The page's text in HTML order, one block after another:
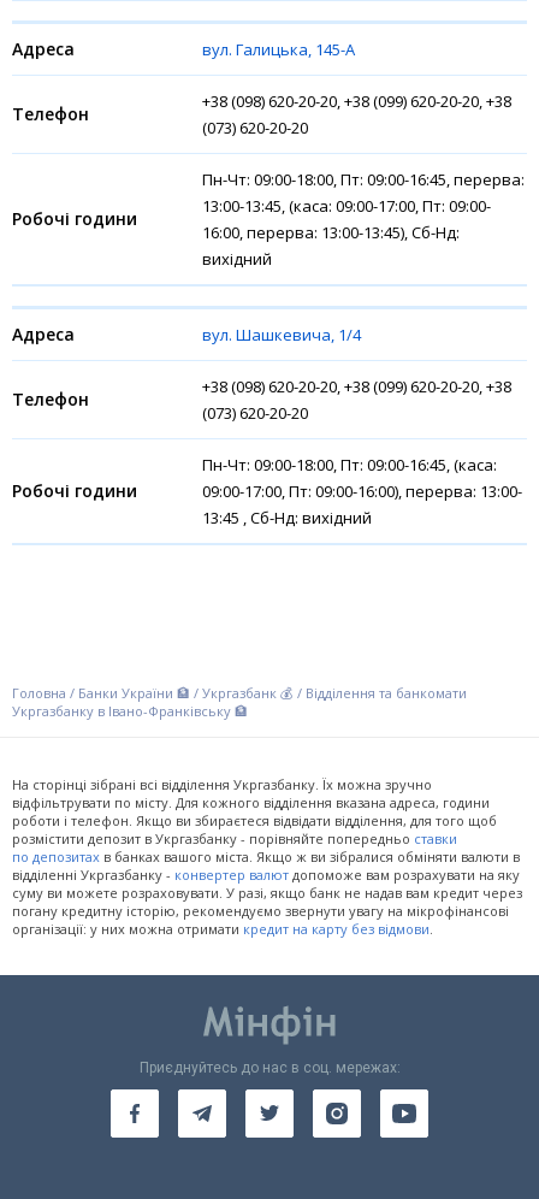
вул. Галицька, 145-А
+38 (098) 620-20-20, +38 (099) 620-20-20, +38
(073) 620-20-20
Пн-Чт: 09:00-18:00, Пт: 09:00-16:45, перерва:
13:00-13:45, (каса: 09:00-17:00, Пт: 09:00-
16:00, перерва: 13:00-13:45), Сб-Нд:
вихідний
вул. Шашкевича, 1/4
+38 (098) 620-20-20, +38 (099) 620-20-20, +38
(073) 620-20-20
Пн-Чт: 09:00-18:00, Пт: 09:00-16:45, (каса:
09:00-17:00, Пт: 09:00-16:00), перерва: 13:00-
13:45 , Сб-Нд: вихідний
Головна / Банки України 🏦 / Укргазбанк 💰 / Відділення та банкомати
Укргазбанку в Івано-Франківську 🏦
На сторінці зібрані всі відділення Укргазбанку. Їх можна зручно
відфільтрувати по місту. Для кожного відділення вказана адреса, години
роботи і телефон. Якщо ви збираєтеся відвідати відділення, для того щоб
розмістити депозит в Укргазбанку - порівняйте попередньо ставки
по депозитах в банках вашого міста. Якщо ж ви зібралися обміняти валюти в
відділенні Укргазбанку - конвертер валют допоможе вам розрахувати на яку
суму ви можете розраховувати. У разі, якщо банк не надав вам кредит через
погану кредитну історію, рекомендуємо звернути увагу на мікрофінансові
організації: у них можна отримати кредит на карту без відмови
Приєднуйтесь до нас в соц. мережах: